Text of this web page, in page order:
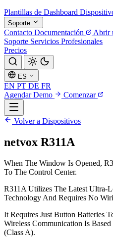
Plantillas de Dashboard
Soporte
Contacto Documentación Abrir
Soporte Servicios Profesionales
Precios
ES
EN PT DE FR
Agendar Demo
Comenzar
Volver a Dispositivos
netvox R311A
When The Window Is Opened,
To The Control Center.
R311A Utilizes The Latest Ultra-
Technology And Requires No
It Requires Just Button Batteries
Wireless Communication Is
(Class A).